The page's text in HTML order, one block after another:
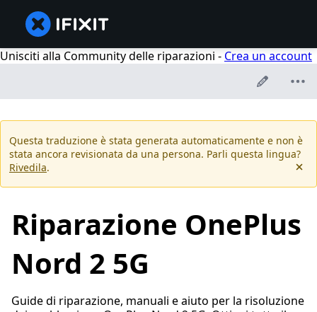
Unisciti alla Community delle riparazioni - Crea un account
Questa traduzione è stata generata automaticamente e non è
stata ancora revisionata da una persona. Parli questa lingua?
Rivedila.
Riparazione OnePlus
Nord 2 5G
Guide di riparazione, manuali e aiuto per la risoluzione